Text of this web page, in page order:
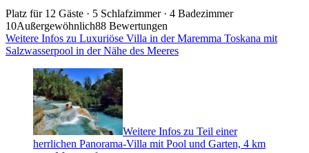
Platz für 12 Gäste · 5 Schlafzimmer · 4 Badezimmer
10Außergewöhnlich88 Bewertungen
Weitere Infos zu Luxuriöse Villa in der Maremma Toskana mit
Salzwasserpool in der Nähe des Meeres
Weitere Infos zu Teil einer
herrlichen Panorama-Villa mit Pool und Garten, 4 km